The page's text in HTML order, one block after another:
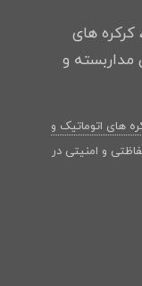
های
مداربسته و
های اتوماتیک و
و امنیتی در